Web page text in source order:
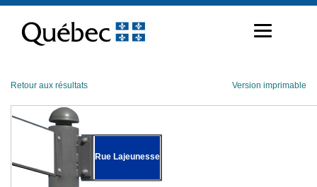
contenu
Retour aux résultats Version imprimable
Rue Lajeunesse